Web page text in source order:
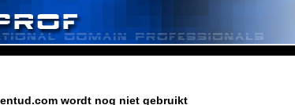
wordt nog niet gebruikt